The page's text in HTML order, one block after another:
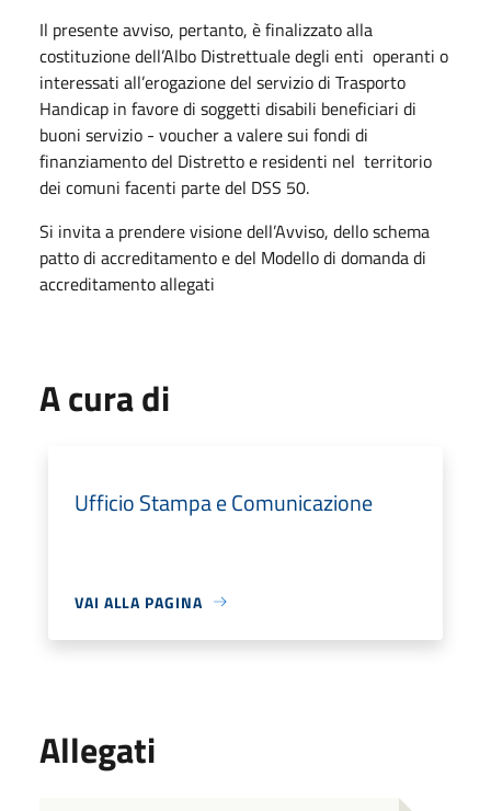
Il presente avviso, pertanto, è finalizzato alla
costituzione dell’Albo Distrettuale degli enti operanti o
interessati all’erogazione del servizio di Trasporto
Handicap in favore di soggetti disabili beneficiari di
buoni servizio - voucher a valere sui fondi di
finanziamento del Distretto e residenti nel territorio
dei comuni facenti parte del DSS 50.
Si invita a prendere visione dell’Avviso, dello schema
patto di accreditamento e del Modello di domanda di
accreditamento allegati
A cura di
Ufficio Stampa e Comunicazione
VAI ALLA PAGINA
Allegati